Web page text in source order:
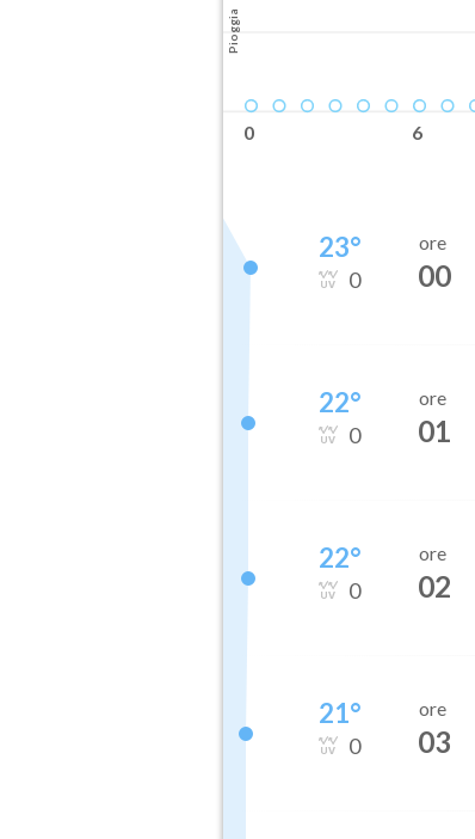
Pioggia
0 6
23°
0
ore
00
22°
0
ore
01
22°
0
ore
02
21°
0
ore
03